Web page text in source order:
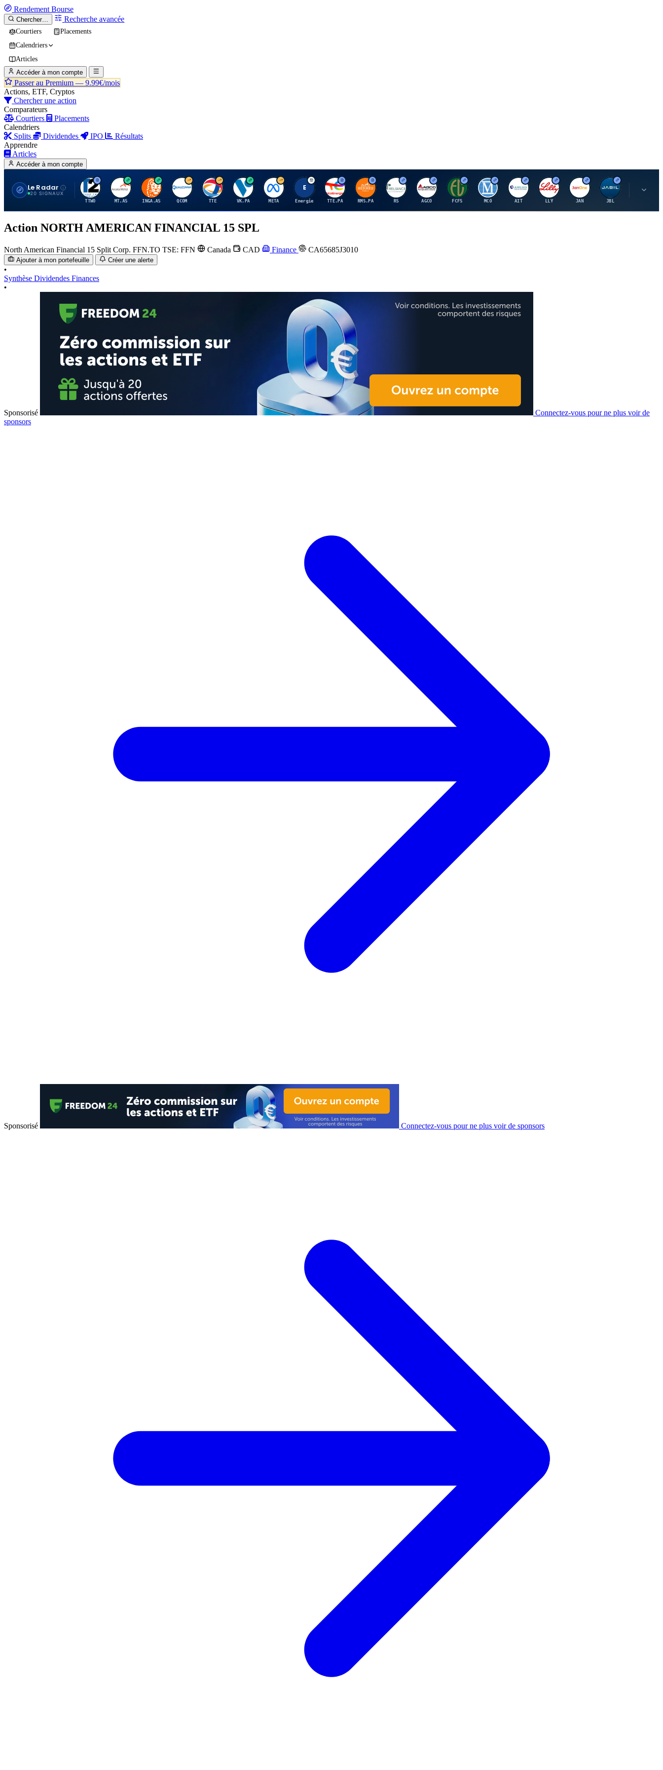
Rendement Bourse
Chercher… Recherche avancée
Courtiers
Placements
Calendriers
Articles
Accéder à mon compte
Passer au Premium — 9.99€/mois
Actions, ETF, Cryptos
Chercher une action
Comparateurs
Courtiers
Placements
Calendriers
Splits
Dividendes IPO
Résultats
Apprendre
Articles
Accéder à mon compte
Le Radar
20 SIGNAUX
T
TTWO
A
MT.AS
I
INGA.AS
Q
QCOM
T
TTE
V
VK.PA
M
META
E
Energie
T
TTE.PA
H
RMS.PA
R
RS
A
AGCO
F
FCFS
M
MCO
A
AIT
E
LLY
J
JAN
J
JBL
P
Action NORTH AMERICAN FINANCIAL 15 SPL
North American Financial 15 Split Corp. FFN.TO TSE: FFN Canada CAD Finance CA65685J3010
Ajouter à mon portefeuille Créer une alerte
•
Synthèse Dividendes Finances
•
Sponsorisé
Connectez-vous pour ne plus voir de
sponsors
Sponsorisé Connectez-vous pour ne plus voir de sponsors